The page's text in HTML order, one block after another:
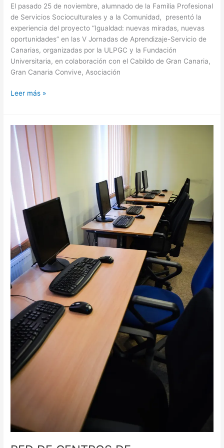
El pasado 25 de noviembre, alumnado de la Familia Profesional
de Servicios Socioculturales y a la Comunidad, presentó la
experiencia del proyecto “Igualdad: nuevas miradas, nuevas
oportunidades” en las V Jornadas de Aprendizaje-Servicio de
Canarias, organizadas por la ULPGC y la Fundación
Universitaria, en colaboración con el Cabildo de Gran Canaria,
Gran Canaria Convive, Asociación
Leer más »
RED
DE
CENTROS
CAPACITACIÓN
DIGITAL